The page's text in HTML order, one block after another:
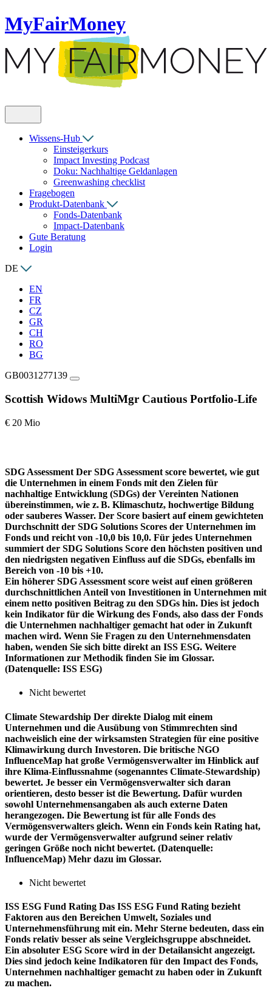
MyFairMoney
Wissens-Hub
Einsteigerkurs
Impact Investing Podcast
Doku: Nachhaltige Geldanlagen
Greenwashing checklist
Fragebogen
Produkt-Datenbank
Fonds-Datenbank
Impact-Datenbank
Gute Beratung
Login
DE
EN
FR
CZ
GR
CH
RO
BG
GB0031277139
Scottish Widows MultiMgr Cautious Portfolio-Life
€ 20 Mio
SDG Assessment Der SDG Assessment score bewertet, wie gut
die Unternehmen in einem Fonds mit den Zielen für
nachhaltige Entwicklung (SDGs) der Vereinten Nationen
übereinstimmen, wie z. B. Klimaschutz, hochwertige Bildung
oder sauberes Wasser. Der Score basiert auf einem gewichteten
Durchschnitt der SDG Solutions Scores der Unternehmen im
Fonds und reicht von -10,0 bis 10,0. Für jedes Unternehmen
summiert der SDG Solutions Score den höchsten positiven und
den niedrigsten negativen Einfluss auf die SDGs, ebenfalls im
Bereich von -10 bis +10.
Ein höherer SDG Assessment score weist auf einen größeren
durchschnittlichen Anteil von Investitionen in Unternehmen mit
einem netto positiven Beitrag zu den SDGs hin. Dies ist jedoch
kein Indikator für die Wirkung des Fonds, also dass der Fonds
die Unternehmen nachhaltiger gemacht hat oder in Zukunft
machen wird. Wenn Sie Fragen zu den Unternehmensdaten
haben, wenden Sie sich bitte direkt an ISS ESG. Weitere
Informationen zur Methodik finden Sie im Glossar.
(Datenquelle: ISS ESG)
Nicht bewertet
Climate Stewardship Der direkte Dialog mit einem
Unternehmen und die Ausübung von Stimmrechten sind
nachweislich eine der wirksamsten Strategien für eine positive
Klimawirkung durch Investoren. Die britische NGO
InfluenceMap hat große Vermögensverwalter im Hinblick auf
ihre Klima-Einflussnahme (sogenanntes Climate-Stewardship)
bewertet. Je besser ein Vermögensverwalter sich daran
orientieren, desto besser ist die Bewertung. Dafür wurden
sowohl Unternehmensangaben als auch externe Daten
herangezogen. Die Bewertung ist für alle Fonds des
Vermögensverwalters gleich. Wenn ein Fonds kein Rating hat,
wurde der Vermögensverwalter aufgrund seiner relativ
geringen Größe noch nicht bewertet. (Datenquelle:
InfluenceMap) Mehr dazu im Glossar.
Nicht bewertet
ISS ESG Fund Rating Das ISS ESG Fund Rating bezieht
Faktoren aus den Bereichen Umwelt, Soziales und
Unternehmensführung mit ein. Mehr Sterne bedeuten, dass ein
Fonds relativ besser als seine Vergleichsgruppe abschneidet.
Ein absoluter ESG Score wird in der Detailansicht angezeigt.
Dies sind jedoch keine Indikatoren für den Impact des Fonds,
Unternehmen nachhaltiger gemacht zu haben oder in Zukunft
zu machen.